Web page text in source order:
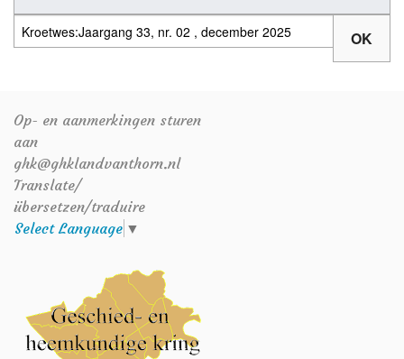
Verenigingsinfo
Op- en aanmerkingen sturen
aan
ghk@ghklandvanthorn.nl
Translate/
übersetzen/traduire
Select Language ▼